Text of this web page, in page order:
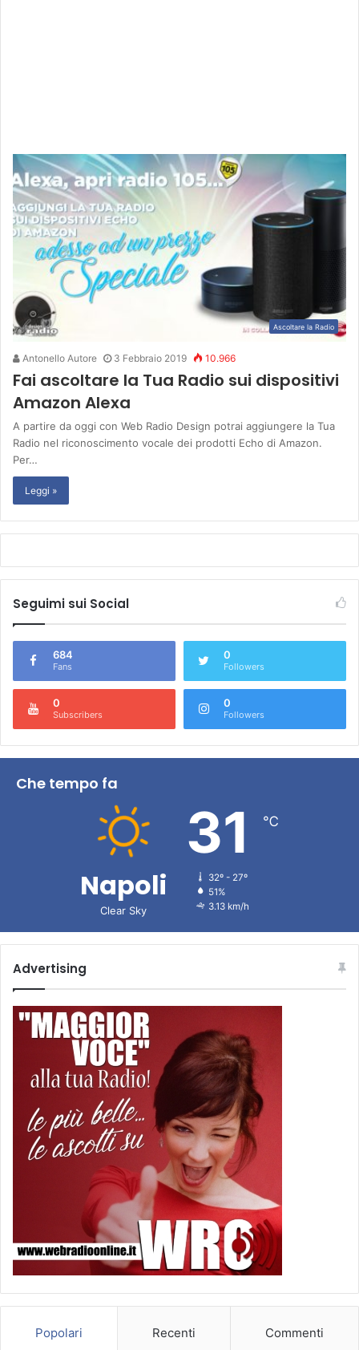
Ascoltare la Radio
Antonello Autore 3 Febbraio 2019 10.966
Fai ascoltare la Tua Radio sui dispositivi
Amazon Alexa
A partire da oggi con Web Radio Design potrai aggiungere la Tua
Radio nel riconoscimento vocale dei prodotti Echo di Amazon.
Per…
Leggi »
Seguimi sui Social
684
Fans
0
Followers
0
Subscribers
0
Followers
Che tempo fa
Napoli
Clear Sky
31 ℃
32º - 27º
51%
3.13 km/h
Advertising
Popolari Recenti Commenti